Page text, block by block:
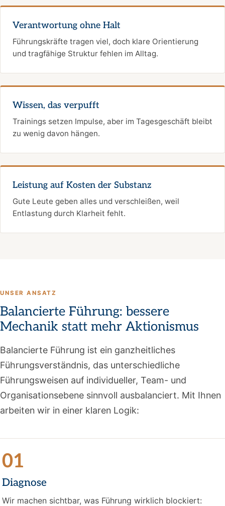
Verantwortung ohne Halt
Führungskräfte tragen viel, doch klare Orientierung
und tragfähige Struktur fehlen im Alltag.
Wissen, das verpufft
Trainings setzen Impulse, aber im Tagesgeschäft bleibt
zu wenig davon hängen.
Leistung auf Kosten der Substanz
Gute Leute geben alles und verschleißen, weil
Entlastung durch Klarheit fehlt.
UNSER ANSATZ
Balancierte Führung: bessere
Mechanik statt mehr Aktionismus
Balancierte Führung ist ein ganzheitliches
Führungsverständnis, das unterschiedliche
Führungsweisen auf individueller, Team- und
Organisationsebene sinnvoll ausbalanciert. Mit Ihnen
arbeiten wir in einer klaren Logik:
01
Diagnose
Wir machen sichtbar, was Führung wirklich blockiert: